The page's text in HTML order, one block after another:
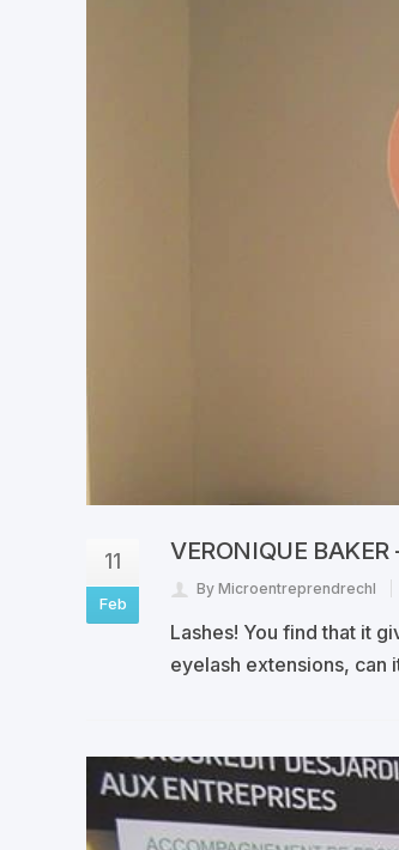
11
Feb
VERONIQUE BAKER
By Microentreprendrechl
Lashes! You find that it
eyelash extensions, can